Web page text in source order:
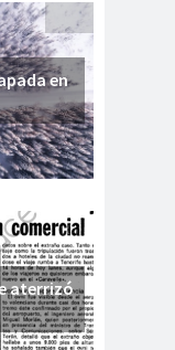
en
aterrizó